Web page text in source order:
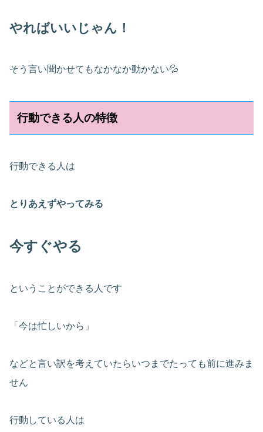
やればいいじゃん！
そう言い聞かせてもなかなか動かない💦
行動できる人の特徴
行動できる人は
とりあえずやってみる
今すぐやる
ということができる人です
「今は忙しいから」
などと言い訳を考えていたらいつまでたっても前に進みま
せん
行動している人は